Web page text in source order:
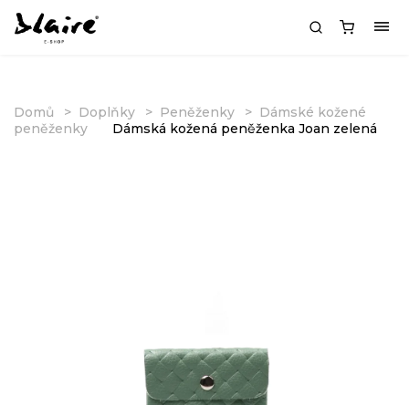
Domů Doplňky Peněženky
Dámské kožené
peněženky
Dámská kožená peněženka Joan zelená